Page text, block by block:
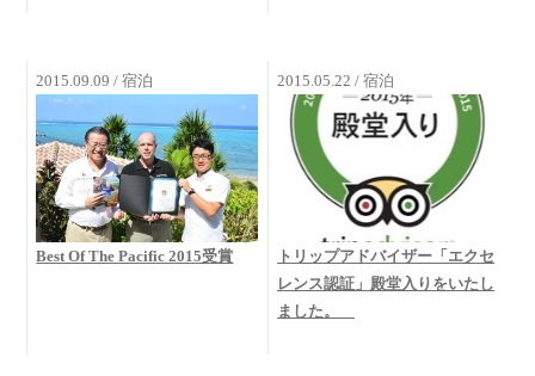
2015.09.09 / 宿泊
Best Of The Pacific 2015受賞
2015.05.22 / 宿泊
トリップアドバイザー「エクセ
レンス認証」殿堂入りをいたし
ました。